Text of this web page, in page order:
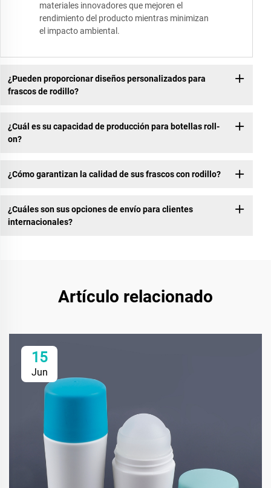
materiales innovadores que mejoren el
rendimiento del producto mientras minimizan
el impacto ambiental.
¿Pueden proporcionar diseños personalizados para
frascos de rodillo?
¿Cuál es su capacidad de producción para botellas roll-
on?
¿Cómo garantizan la calidad de sus frascos con rodillo?
¿Cuáles son sus opciones de envío para clientes
internacionales?
Artículo relacionado
15
Jun